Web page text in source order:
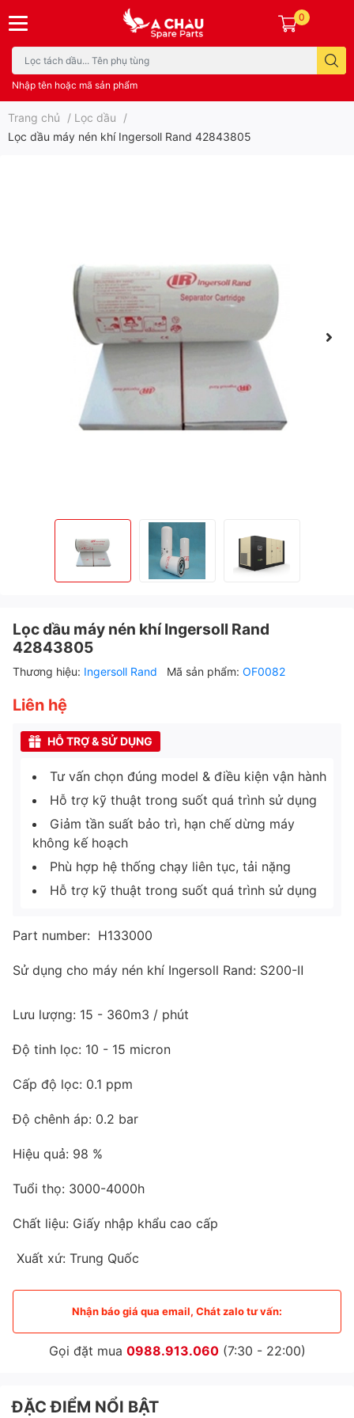
Nhập tên hoặc mã sản phẩm
0
Trang chủ / Lọc dầu
/
Lọc dầu máy nén khí Ingersoll Rand 42843805
Lọc dầu máy nén khí Ingersoll Rand
42843805
Thương hiệu: Ingersoll Rand Mã sản phẩm: OF0082
Liên hệ
HỖ TRỢ & SỬ DỤNG
Tư vấn chọn đúng model & điều kiện vận hành
Hỗ trợ kỹ thuật trong suốt quá trình sử dụng
Giảm tần suất bảo trì, hạn chế dừng máy
không kế hoạch
Phù hợp hệ thống chạy liên tục, tải nặng
Hỗ trợ kỹ thuật trong suốt quá trình sử dụng
Part number: H133000
Sử dụng cho máy nén khí Ingersoll Rand: S200-Ⅱ
Lưu lượng: 15 - 360m3 / phút
Độ tinh lọc: 10 - 15 micron
Cấp độ lọc: 0.1 ppm
Độ chênh áp: 0.2 bar
Hiệu quả: 98 %
Tuổi thọ: 3000-4000h
Chất liệu: Giấy nhập khẩu cao cấp
Xuất xứ: Trung Quốc
Nhận báo giá qua email, Chát zalo tư vấn:
Gọi đặt mua 0988.913.060(7:30 - 22:00)
ĐẶC ĐIỂM NỔI BẬT